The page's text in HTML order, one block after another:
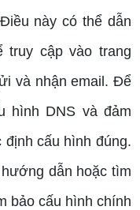
này có thể dẫn
truy cập vào trang
và nhận email. Để
hình DNS và đảm
cấu hình đúng.
dẫn hoặc tìm
bảo cấu hình chính